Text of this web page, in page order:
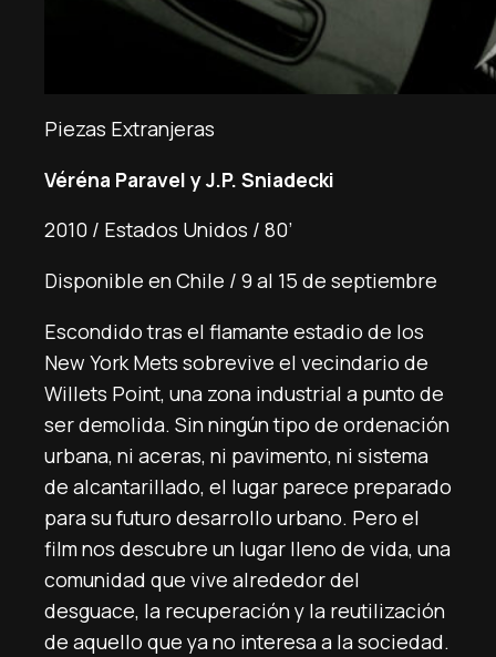
Piezas Extranjeras
Véréna Paravel y J.P. Sniadecki
2010 / Estados Unidos / 80’
Disponible en Chile / 9 al 15 de septiembre
Escondido tras el flamante estadio de los
New York Mets sobrevive el vecindario de
Willets Point, una zona industrial a punto de
ser demolida. Sin ningún tipo de ordenación
urbana, ni aceras, ni pavimento, ni sistema
de alcantarillado, el lugar parece preparado
para su futuro desarrollo urbano. Pero el
film nos descubre un lugar lleno de vida, una
comunidad que vive alrededor del
desguace, la recuperación y la reutilización
de aquello que ya no interesa a la sociedad.